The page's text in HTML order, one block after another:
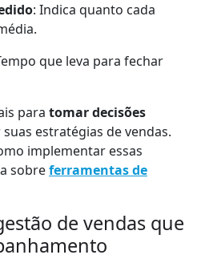
: Indica quanto cada
que leva para fechar
para tomar decisões
estratégias de vendas.
implementar essas
sobreferramentas de
de vendas que